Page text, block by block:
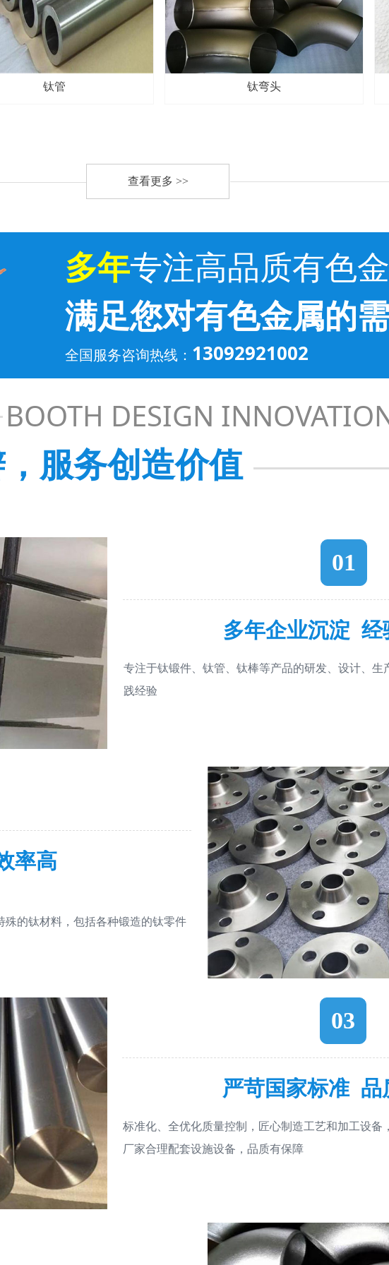
钛管 钛弯头
查看更多 >>
多年专注高品质有色
满足您对有色金属的需
全国服务咨询热线： 13092921002
BOOTH DESIGN
服务创造价值
01
多年企业沉淀 经
专注于钛锻件、钛管、钛棒等产品的研发、设计、
践经验
率高
的钛材料，包括各种锻造的钛零件
03
严苛国家标准 品
标准化、全优化质量控制，匠心制造工艺和加工设备
厂家合理配套设施设备，品质有保障